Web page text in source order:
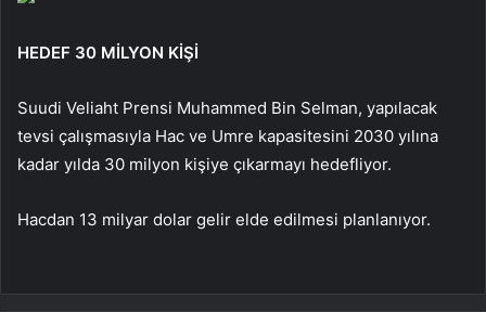
HEDEF 30 MİLYON KİŞİ
Suudi Veliaht Prensi Muhammed Bin Selman, yapılacak
tevsi çalışmasıyla Hac ve Umre kapasitesini 2030 yılına
kadar yılda 30 milyon kişiye çıkarmayı hedefliyor.
Hacdan 13 milyar dolar gelir elde edilmesi planlanıyor.